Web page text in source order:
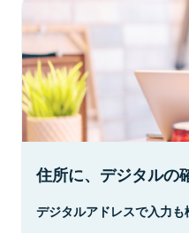
住所に、デジタルの
デジタルアドレスで入力も